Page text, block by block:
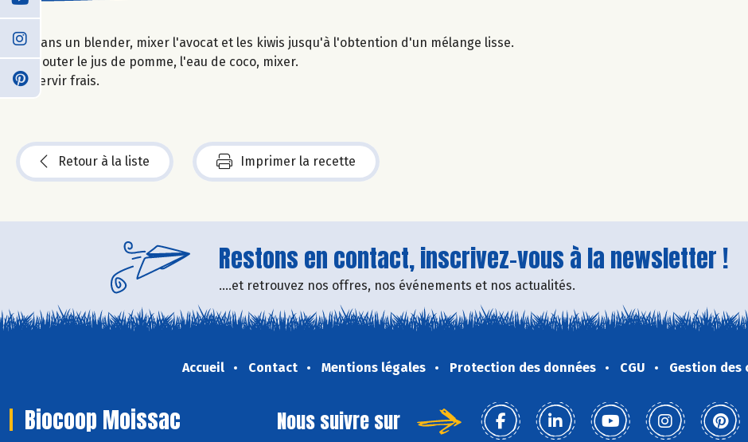
Dans un blender, mixer l'avocat et les kiwis jusqu'à l'obtention d'un mélange lisse.
Ajouter le jus de pomme, l'eau de coco, mixer.
Servir frais.
Retour à la liste Imprimer la recette
Restons en contact, inscrivez-vous à la newsletter !
....et retrouvez nos offres, nos événements et nos actualités.
Accueil Contact Mentions légales Protection des données CGU Gestion des
Biocoop Moissac Nous suivre sur